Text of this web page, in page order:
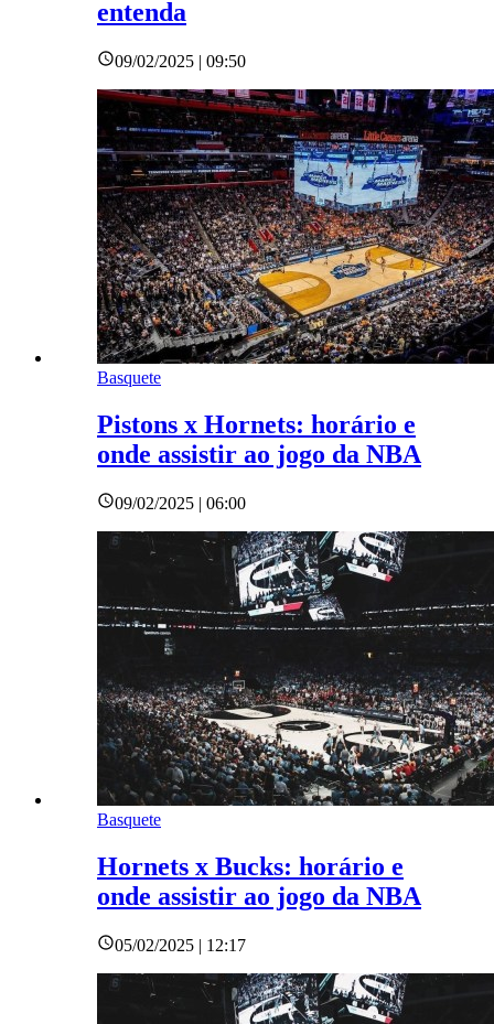
entenda
09/02/2025 | 09:50
Basquete
Pistons x Hornets: horário e
onde assistir ao jogo da NBA
09/02/2025 | 06:00
Basquete
Hornets x Bucks: horário e
onde assistir ao jogo da NBA
05/02/2025 | 12:17